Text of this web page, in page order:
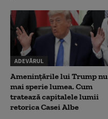
ADEVĂRUL
Amenințările lui Trump nu
mai sperie lumea. Cum
tratează capitalele lumii
retorica Casei Albe